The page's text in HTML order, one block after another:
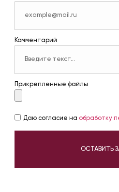
Комментарий
Прикрепленные файлы
Даю согласие на обработку
ОСТАВИТЬ